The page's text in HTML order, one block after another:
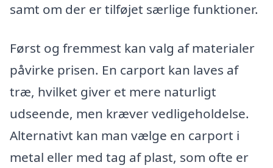
samt om der er tilføjet særlige funktioner.
Først og fremmest kan valg af materialer
påvirke prisen. En carport kan laves af
træ, hvilket giver et mere naturligt
udseende, men kræver vedligeholdelse.
Alternativt kan man vælge en carport i
metal eller med tag af plast, som ofte er